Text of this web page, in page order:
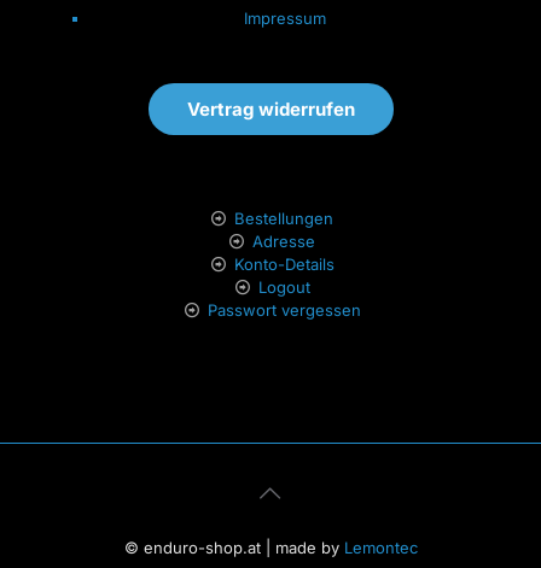
Impressum
Vertrag widerrufen
Bestellungen
Adresse
Konto-Details
Logout
Passwort vergessen
© enduro-shop.at | made by Lemontec